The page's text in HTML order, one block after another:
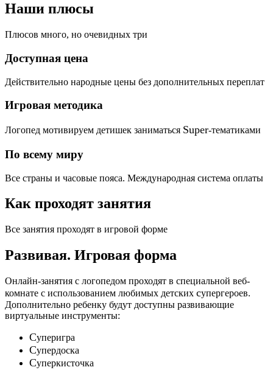
Наши плюсы
Плюсов много, но очевидных три
Доступная цена
Действительно народные цены без дополнительных переплат
Игровая методика
Логопед мотивируем детишек заниматься Super-тематиками
По всему миру
Все страны и часовые пояса. Международная система оплаты
Как проходят занятия
Все занятия проходят в игровой форме
Развивая. Игровая форма
Онлайн-занятия с логопедом проходят в специальной веб-
комнате с использованием любимых детских cупергероев.
Дополнительно ребенку будут доступны развивающие
виртуальные инструменты:
Cуперигра
Cупердоска
Cуперкисточка